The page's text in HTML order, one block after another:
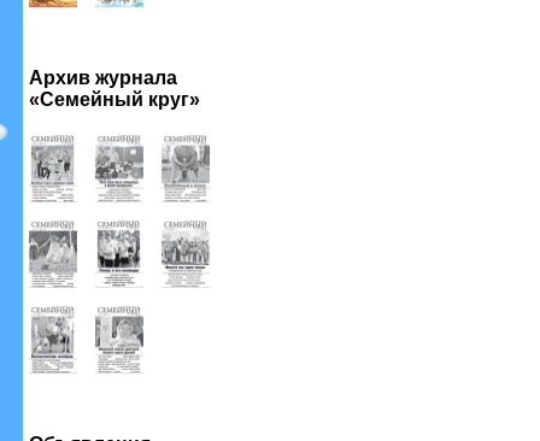
Архив журнала
«Семейный круг»